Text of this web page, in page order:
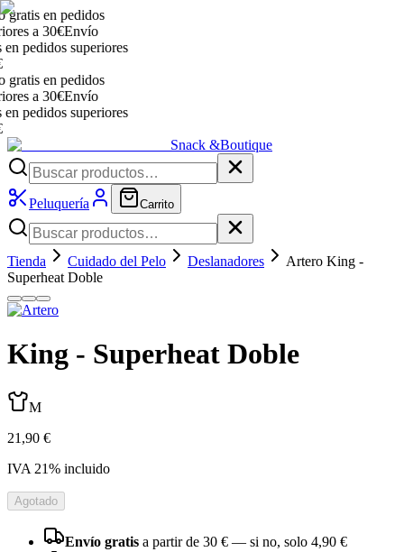
en pedidos
a 30€Envío
pedidos superiores
en pedidos
a 30€Envío
pedidos superiores
Snack &Boutique
Peluquería Carrito
Tienda Cuidado del Pelo Deslanadores
Artero King -
Superheat Doble
King - Superheat Doble
M
21,90 €
IVA 21% incluido
Agotado
Envío gratis a partir de 30 € — si no, solo 4,90 €